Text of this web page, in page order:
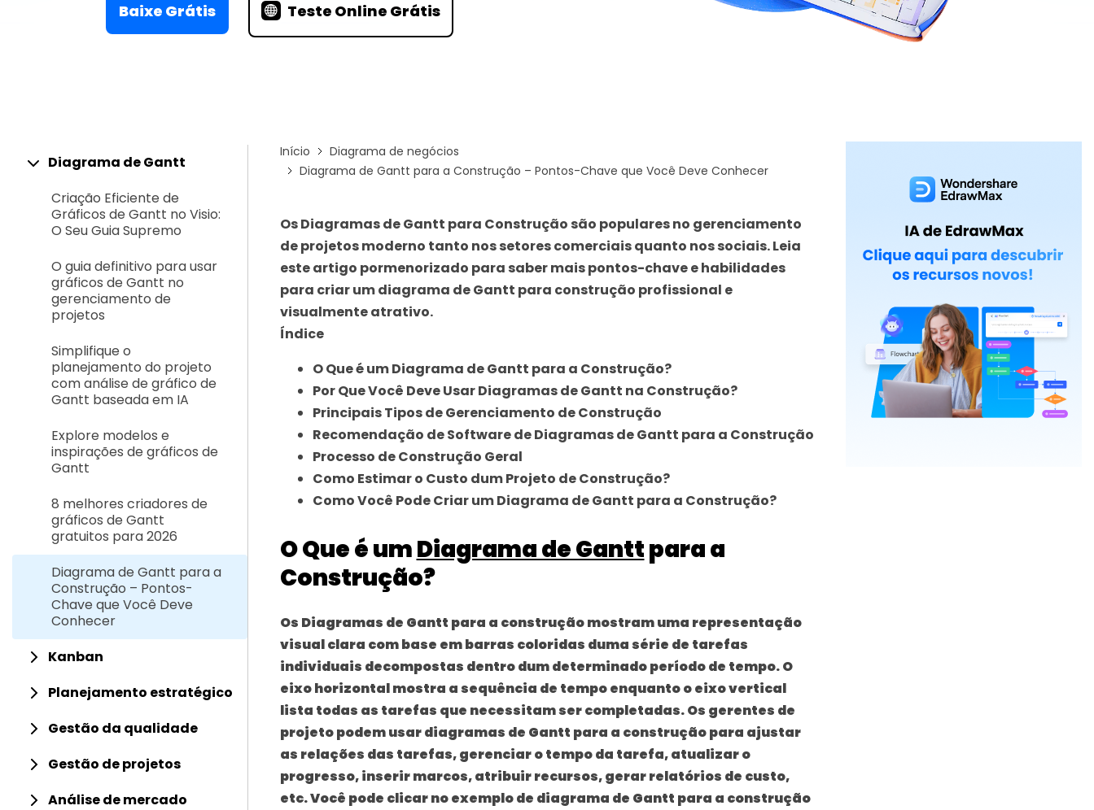
Centro de conhecimentos
Baixe Grátis Teste Online Grátis
Diagrama de Gantt
Criação Eficiente de
Gráficos de Gantt no Visio:
O Seu Guia Supremo
O guia definitivo para usar
gráficos de Gantt no
gerenciamento de
projetos
Simplifique o
planejamento do projeto
com análise de gráfico de
Gantt baseada em IA
Explore modelos e
inspirações de gráficos de
Gantt
8 melhores criadores de
gráficos de Gantt
gratuitos para 2026
Diagrama de Gantt para a
Construção – Pontos-
Chave que Você Deve
Conhecer
Kanban
Planejamento estratégico
Gestão da qualidade
Gestão de projetos
Análise de mercado
Início
Diagrama de negócios
Diagrama de Gantt para a Construção – Pontos-Chave que Você Deve Conhecer
Os Diagramas de Gantt para Construção são populares no gerenciamento
de projetos moderno tanto nos setores comerciais quanto nos sociais. Leia
este artigo pormenorizado para saber mais pontos-chave e habilidades
para criar um diagrama de Gantt para construção profissional e
visualmente atrativo.
Índice
O Que é um Diagrama de Gantt para a Construção?
Por Que Você Deve Usar Diagramas de Gantt na Construção?
Principais Tipos de Gerenciamento de Construção
Recomendação de Software de Diagramas de Gantt para a Construção
Processo de Construção Geral
Como Estimar o Custo dum Projeto de Construção?
Como Você Pode Criar um Diagrama de Gantt para a Construção?
O Que é umDiagrama de Ganttpara a
Construção?
Os Diagramas de Gantt para a construçãomostram uma representação
visual clara com base em barras coloridas duma série de tarefas
individuais decompostas dentro dum determinado período de tempo. O
eixo horizontal mostra a sequência de tempo enquanto o eixo vertical
lista todas as tarefas que necessitam ser completadas. Os gerentes de
projeto podem usar diagramas de Gantt para a construção para ajustar
as relações das tarefas, gerenciar o tempo da tarefa, atualizar o
progresso,inserir marcos, atribuir recursos, gerar relatórios de custo,
etc. Você pode clicar no exemplo de diagrama de Gantt para a construção